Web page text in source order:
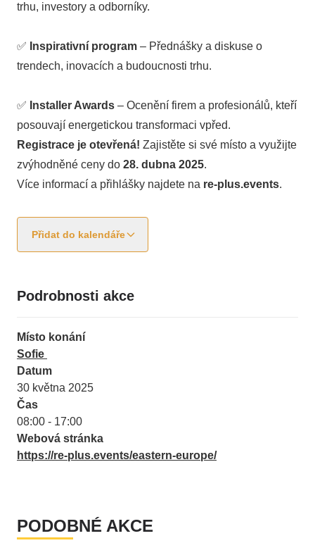
trhu, investory a odborníky.
✅ Inspirativní program – Přednášky a diskuse o
trendech, inovacích a budoucnosti trhu.
✅ Installer Awards – Ocenění firem a profesionálů, kteří
posouvají energetickou transformaci vpřed.
Registrace je otevřená! Zajistěte si své místo a využijte
zvýhodněné ceny do 28. dubna 2025.
Více informací a přihlášky najdete na re-plus.events.
Přidat do kalendáře
Podrobnosti akce
Místo konání
Sofie
Datum
30 května 2025
Čas
08:00 - 17:00
Webová stránka
https://re-plus.events/eastern-europe/
PODOBNÉ AKCE